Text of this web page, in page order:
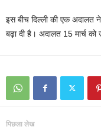
इस बीच दिल्ली की एक अदालत ने
बढ़ा दी है। अदालत 15 मार्च
पिछला लेख